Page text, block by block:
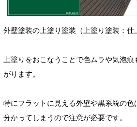
外壁塗装の上塗り塗装（上塗り塗装：仕
上塗りをおこなうことで色ムラや気泡痕
がります。
特にフラットに見える外壁や黒系統の色
分かってしまうので注意が必要です。